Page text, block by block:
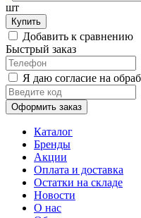
шт
Купить
Добавить к сравнению
Быстрый заказ
Я даю согласие на
Оформить заказ
Каталог
Бренды
Акции
Оплата и доставка
Остатки на складе
Новости
О нас